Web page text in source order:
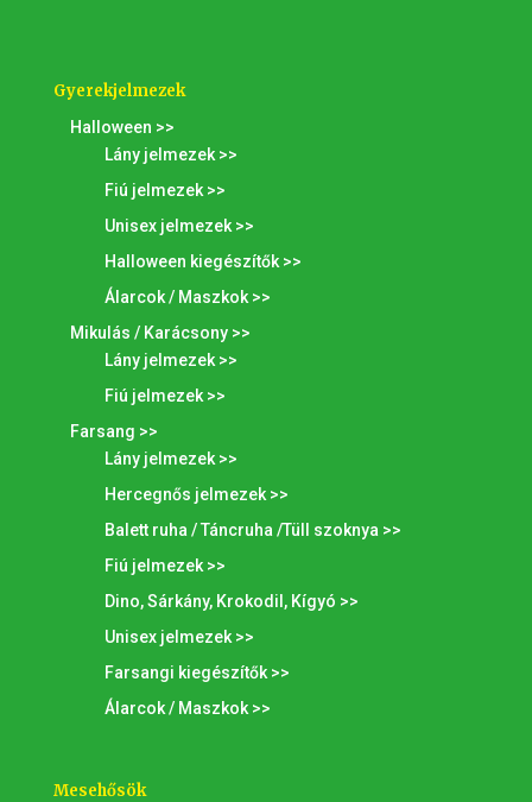
Gyerekjelmezek
Halloween >>
Lány jelmezek >>
Fiú jelmezek >>
Unisex jelmezek >>
Halloween kiegészítők >>
Álarcok / Maszkok >>
Mikulás / Karácsony >>
Lány jelmezek >>
Fiú jelmezek >>
Farsang >>
Lány jelmezek >>
Hercegnős jelmezek >>
Balett ruha / Táncruha /Tüll szoknya >>
Fiú jelmezek >>
Dino, Sárkány, Krokodil, Kígyó >>
Unisex jelmezek >>
Farsangi kiegészítők >>
Álarcok / Maszkok >>
Mesehősök